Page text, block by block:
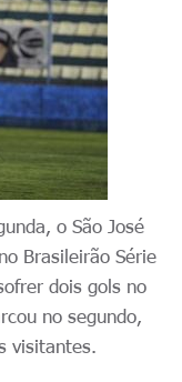
o São José
Brasileirão Série
dois gols no
no segundo,
visitantes.